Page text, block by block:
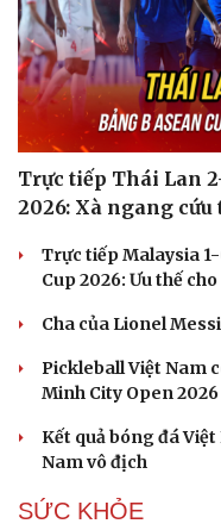
Trực tiếp Thái Lan
2026: Xà ngang cứu
Trực tiếp Malaysia
Cup 2026: Ưu thế
Cha của Lionel
Pickleball Việt Nam
Minh City Open 2026
Kết quả bóng đá
Nam vô địch
SỨC KHỎE